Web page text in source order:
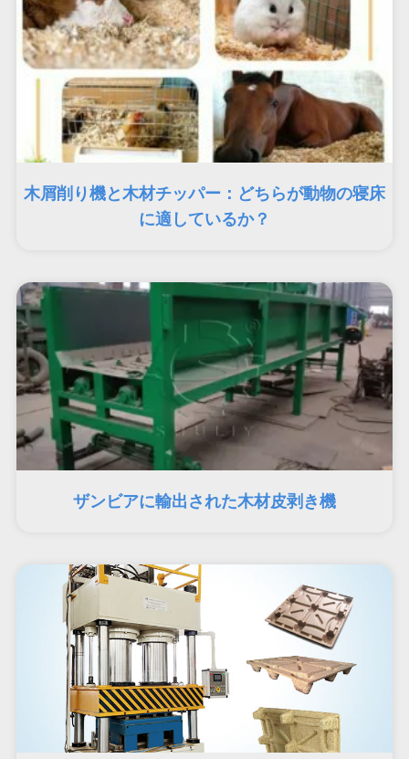
木屑削り機と木材チッパー：どちらが動物の寝床
に適しているか？
ザンビアに輸出された木材皮剥き機